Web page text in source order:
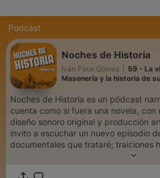
Podcast
Noches de Historia
Iván Patxi Gómez
59 - La
Masonería y la historia de
Noches de Historia es un pódcast
cuenta como si fuera una novela, con
diseño sonoro original y producción artesanal. Cada
invito a escuchar un nuevo episodio
documentales que trataré; traiciones
marcaron una época, biografías